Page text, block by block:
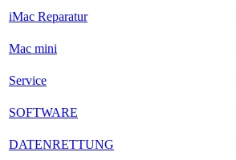
iMac Reparatur
Mac mini
Service
SOFTWARE
DATENRETTUNG